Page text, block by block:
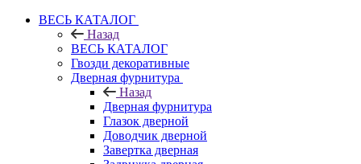
ВЕСЬ КАТАЛОГ
Назад
ВЕСЬ КАТАЛОГ
Гвозди декоративные
Дверная фурнитура
Назад
Дверная фурнитура
Глазок дверной
Доводчик дверной
Завертка дверная